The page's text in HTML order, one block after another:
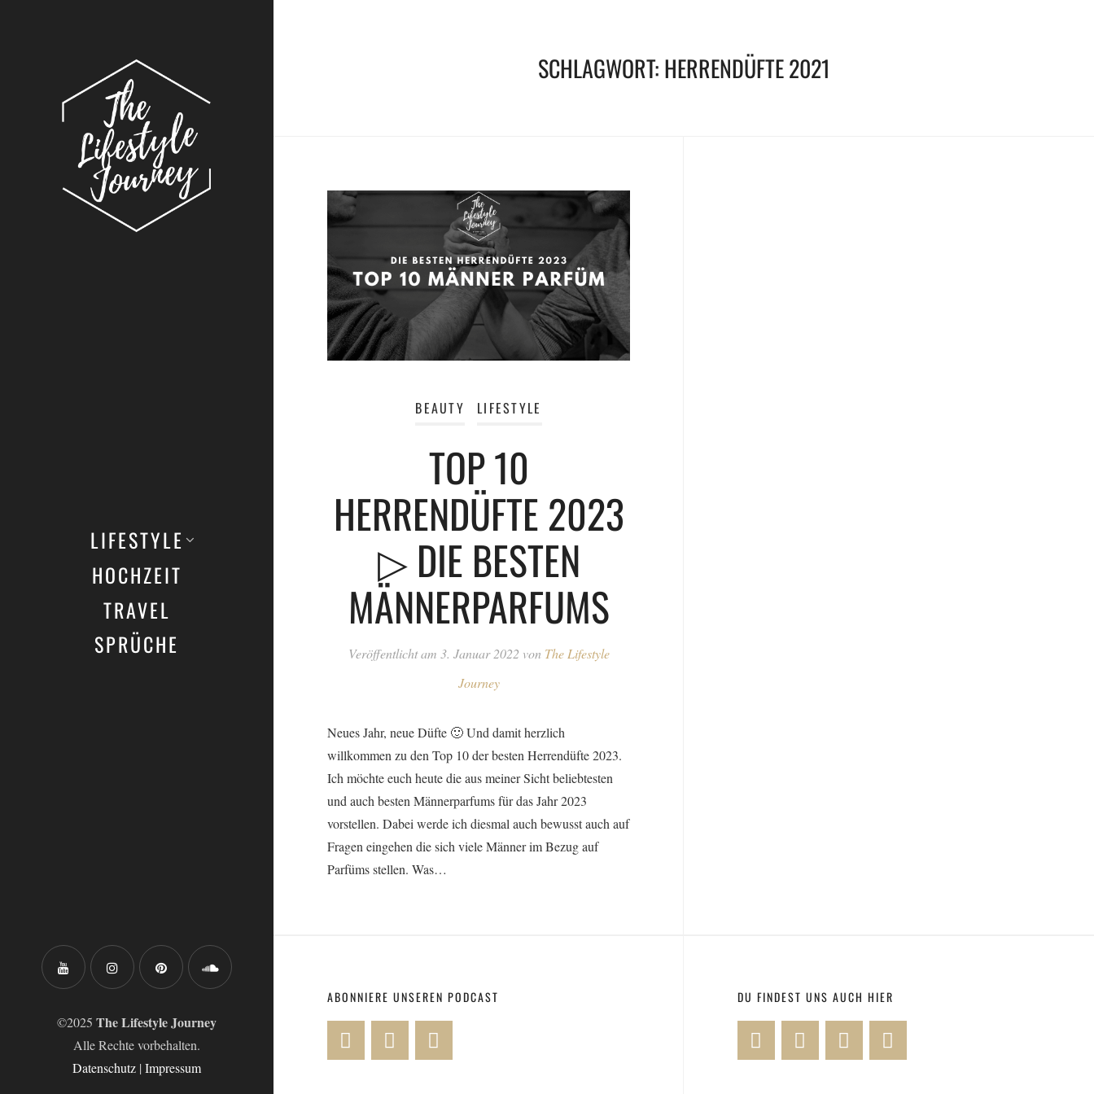
LIFESTYLE
HOCHZEIT
TRAVEL
SPRÜCHE
©2025 The Lifestyle Journey
Alle Rechte vorbehalten.
Datenschutz | Impressum
SCHLAGWORT:HERRENDÜFTE 2021
BEAUTY LIFESTYLE
TOP 10
HERRENDÜFTE 2023
▷ DIE BESTEN
MÄNNERPARFUMS
Veröffentlicht am 3. Januar 2022 von The Lifestyle
Journey
Neues Jahr, neue Düfte 🙂 Und damit herzlich
willkommen zu den Top 10 der besten Herrendüfte 2023.
Ich möchte euch heute die aus meiner Sicht beliebtesten
und auch besten Männerparfums für das Jahr 2023
vorstellen. Dabei werde ich diesmal auch bewusst auch auf
Fragen eingehen die sich viele Männer im Bezug auf
Parfüms stellen. Was…
ABONNIERE UNSEREN PODCAST DU FINDEST UNS AUCH HIER